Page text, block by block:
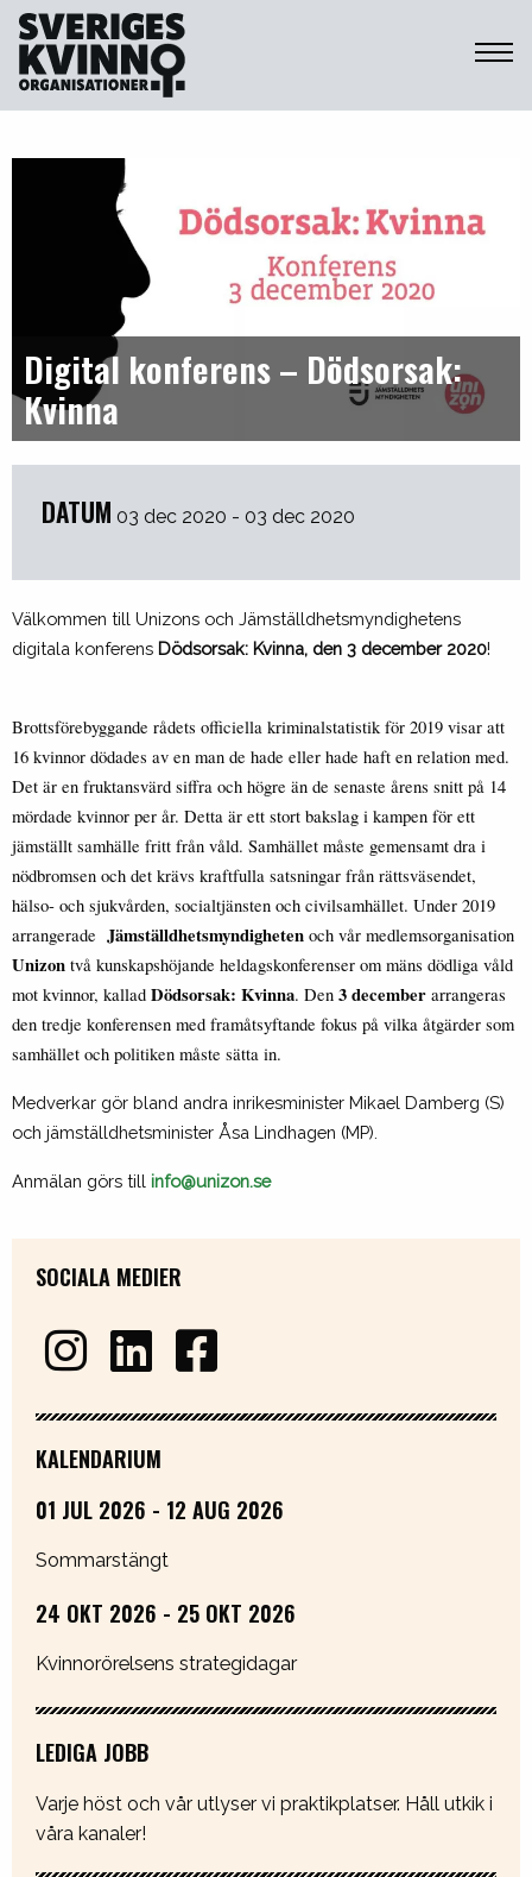
Sveriges Kvinnoorganisationer
Digital konferens – Dödsorsak:
Kvinna
DATUM 03 dec 2020 - 03 dec 2020
Välkommen till Unizons och Jämställdhetsmyndighetens
digitala konferens Dödsorsak: Kvinna, den 3 december 2020!
Brottsförebyggande rådets officiella kriminalstatistik för 2019 visar att
16 kvinnor dödades av en man de hade eller hade haft en relation med.
Det är en fruktansvärd siffra och högre än de senaste årens snitt på 14
mördade kvinnor per år. Detta är ett stort bakslag i kampen för ett
jämställt samhälle fritt från våld. Samhället måste gemensamt dra i
nödbromsen och det krävs kraftfulla satsningar från rättsväsendet,
hälso- och sjukvården, socialtjänsten och civilsamhället. Under 2019
arrangerade Jämställdhetsmyndigheten och vår medlemsorganisation
Unizon två kunskapshöjande heldagskonferenser om mäns dödliga våld
mot kvinnor, kallad Dödsorsak: Kvinna. Den 3 december arrangeras
den tredje konferensen med framåtsyftande fokus på vilka åtgärder som
samhället och politiken måste sätta in.
Medverkar gör bland andra inrikesminister Mikael Damberg (S)
och jämställdhetsminister Åsa Lindhagen (MP).
Anmälan görs till info@unizon.se
SOCIALA MEDIER
KALENDARIUM
01 JUL 2026 - 12 AUG 2026
Sommarstängt
24 OKT 2026 - 25 OKT 2026
Kvinnorörelsens strategidagar
LEDIGA JOBB
Varje höst och vår utlyser vi praktikplatser. Håll utkik i
våra kanaler!